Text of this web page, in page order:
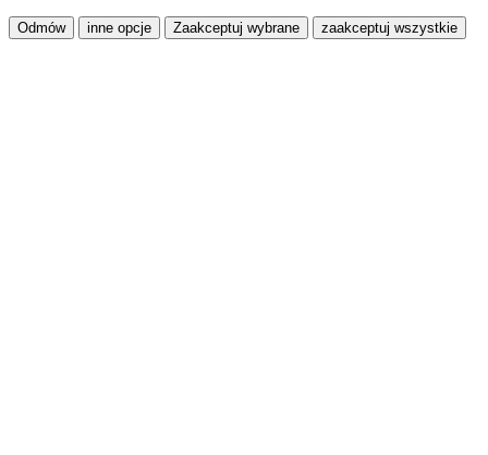
Odmów inne opcje Zaakceptuj wybrane zaakceptuj wszystkie